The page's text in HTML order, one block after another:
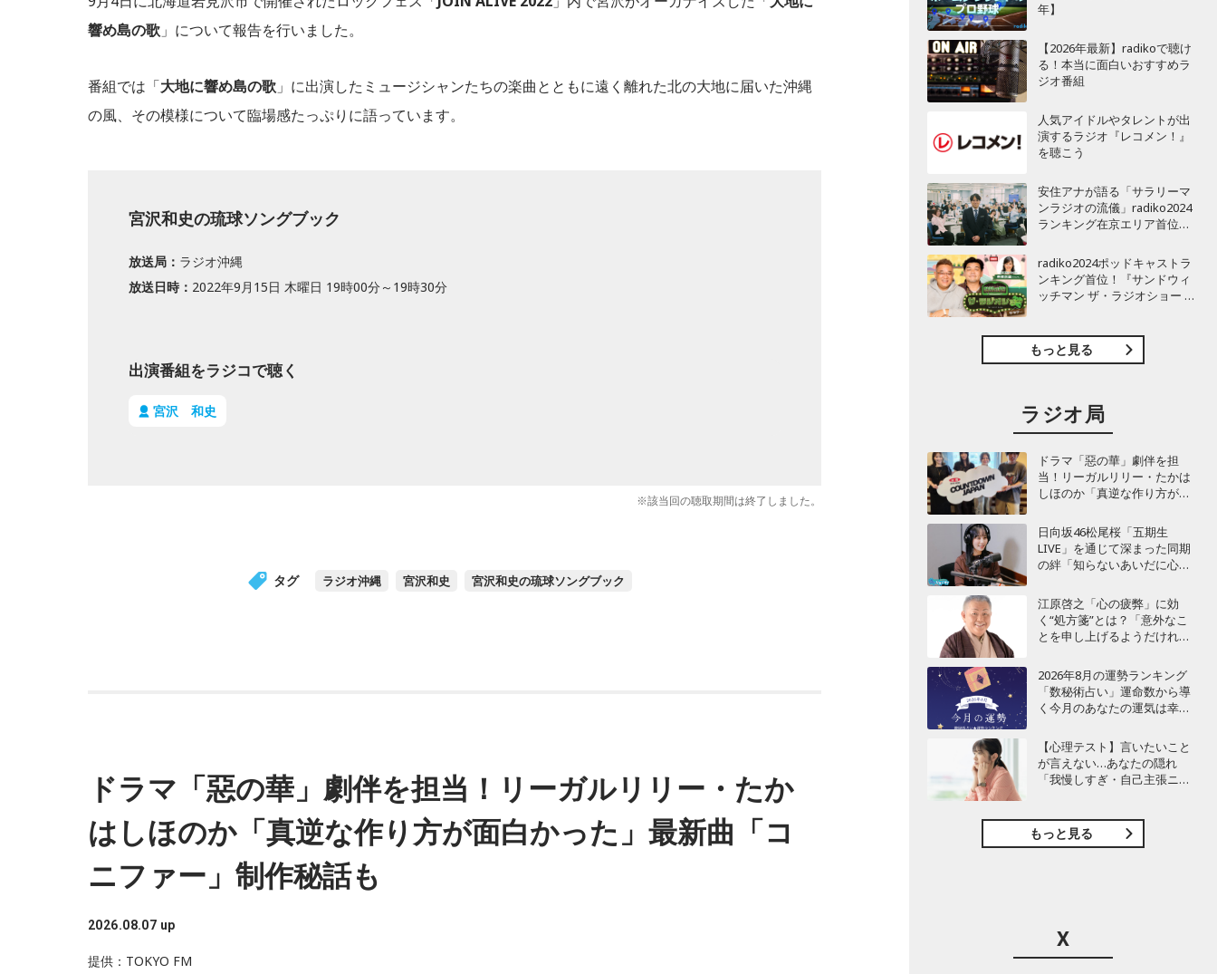
響め島の歌 」について報告を行いました。
番組では「大地に響め島の歌 」に出演したミュージシャンたちの楽曲とともに遠く離れた北の大地に届いた沖縄
の風、その模様について臨場感たっぷりに語っています。
宮沢和史の琉球ソングブック
放送局： ラジオ沖縄
放送日時： 2022年9月15日 木曜日 19時00分～19時30分
出演番組をラジコで聴く
宮沢 和史
※該当回の聴取期間は終了しました。
タグ ラジオ沖縄 宮沢和史 宮沢和史の琉球ソングブック
ドラマ「惡の華」劇伴を担当！リーガルリリー・たか
はしほのか「真逆な作り方が面白かった」最新曲「コ
ニファー」制作秘話も
2026.08.07 up
提供：TOKYO FM
年】
【2026年最新】radikoで聴け
る！本当に面白いおすすめラ
ジオ番組
人気アイドルやタレントが出
演するラジオ『レコメン！』
を聴こう
安住アナが語る「サラリーマ
ンラジオの流儀」radiko2024
ランキング在京エリア首位
曜天国』インタビュー
radiko2024ポッドキャストラ
ンキング首位！『サンドウィ
ッチマン ザ・ラジオショー サ
もっと見る
ラジオ局
ドラマ「惡の華」劇伴を担
当！リーガルリリー・たかは
しほのか「真逆な作り方が面
ー」制作秘話も
日向坂46松尾桜「五期生
LIVE」を通じて深まった同期
の絆「知らないあいだに心の
江原啓之「心の疲弊」に効
く“処方箋”とは？「意外なこ
とを申し上げるようだけれ
2026年8月の運勢ランキング
「数秘術占い」運命数から導
く今月のあなたの運気は幸運
【心理テスト】言いたいこと
が言えない…あなたの隠れ
「我慢しすぎ・自己主張ニガ
もっと見る
X